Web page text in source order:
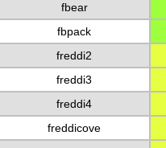
fbear
fbpack
freddi2
freddi3
freddi4
freddicove